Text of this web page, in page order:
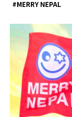
#MERRY NEPAL